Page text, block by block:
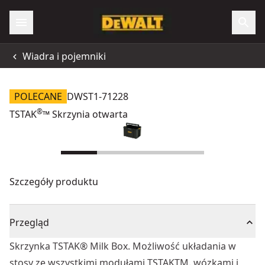
Wiadra i pojemniki
POLECANE DWST1-71228
TSTAK®™ Skrzynia otwarta
Szczegóły produktu
Przegląd
Skrzynka TSTAK® Milk Box. Możliwość układania w